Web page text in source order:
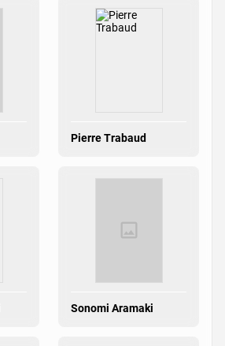
Pierre Trabaud
Sonomi Aramaki